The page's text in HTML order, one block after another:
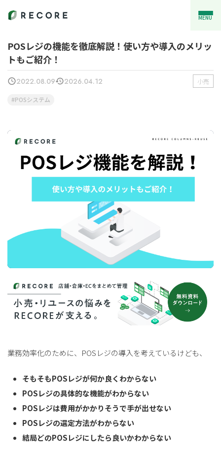
MENU
POSレジの機能を徹底解説！使い方や導入のメリッ
トもご紹介！
2022.08.09 2026.04.12 小売
POSシステム
業務効率化のために、POSレジの導入を考えているけども、
そもそもPOSレジが何か良くわからない
POSレジの具体的な機能がわからない
POSレジは費用がかかりそうで手が出せない
POSレジの選定方法がわからない
結局どのPOSレジにしたら良いかわからない